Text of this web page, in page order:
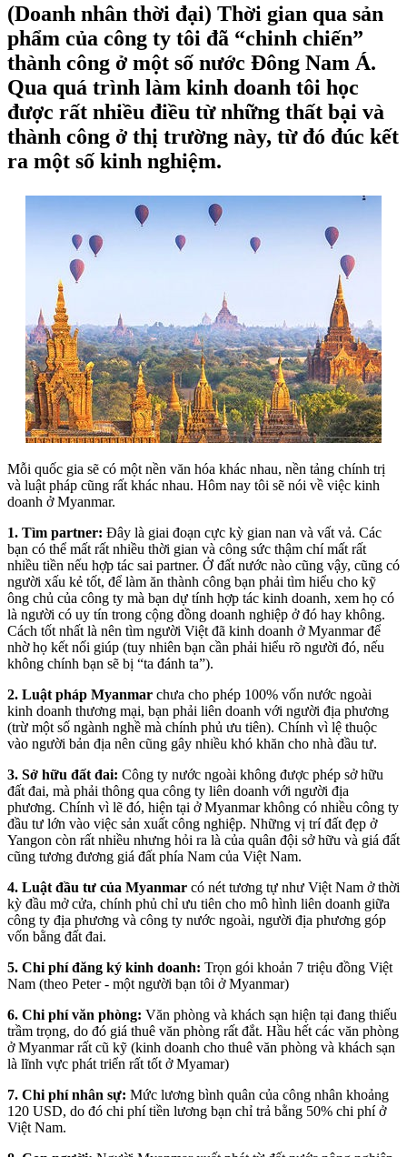
(Doanh nhân thời đại) Thời gian qua sản
phẩm của công ty tôi đã “chinh chiến”
thành công ở một số nước Đông Nam Á.
Qua quá trình làm kinh doanh tôi học
được rất nhiều điều từ những thất bại và
thành công ở thị trường này, từ đó đúc kết
ra một số kinh nghiệm.
Mỗi quốc gia sẽ có một nền văn hóa khác nhau, nền tảng chính trị
và luật pháp cũng rất khác nhau. Hôm nay tôi sẽ nói về việc kinh
doanh ở Myanmar.
1. Tìm partner: Đây là giai đoạn cực kỳ gian nan và vất vả. Các
bạn có thể mất rất nhiều thời gian và công sức thậm chí mất rất
nhiều tiền nếu hợp tác sai partner. Ở đất nước nào cũng vậy, cũng có
người xấu kẻ tốt, để làm ăn thành công bạn phải tìm hiểu cho kỹ
ông chủ của công ty mà bạn dự tính hợp tác kinh doanh, xem họ có
là người có uy tín trong cộng đồng doanh nghiệp ở đó hay không.
Cách tốt nhất là nên tìm người Việt đã kinh doanh ở Myanmar để
nhờ họ kết nối giúp (tuy nhiên bạn cần phải hiểu rõ người đó, nếu
không chính bạn sẽ bị “ta đánh ta”).
2. Luật pháp Myanmar chưa cho phép 100% vốn nước ngoài
kinh doanh thương mại, bạn phải liên doanh với người địa phương
(trừ một số ngành nghề mà chính phủ ưu tiên). Chính vì lệ thuộc
vào người bản địa nên cũng gây nhiều khó khăn cho nhà đầu tư.
3. Sở hữu đất đai: Công ty nước ngoài không được phép sở hữu
đất đai, mà phải thông qua công ty liên doanh với người địa
phương. Chính vì lẽ đó, hiện tại ở Myanmar không có nhiều công ty
đầu tư lớn vào việc sản xuất công nghiệp. Những vị trí đất đẹp ở
Yangon còn rất nhiều nhưng hỏi ra là của quân đội sở hữu và giá đất
cũng tương đương giá đất phía Nam của Việt Nam.
4. Luật đầu tư của Myanmar có nét tương tự như Việt Nam ở thời
kỳ đầu mở cửa, chính phủ chỉ ưu tiên cho mô hình liên doanh giữa
công ty địa phương và công ty nước ngoài, người địa phương góp
vốn bằng đất đai.
5. Chi phí đăng ký kinh doanh: Trọn gói khoản 7 triệu đồng Việt
Nam (theo Peter - một người bạn tôi ở Myanmar)
6. Chi phí văn phòng: Văn phòng và khách sạn hiện tại đang thiếu
trầm trọng, do đó giá thuê văn phòng rất đắt. Hầu hết các văn phòng
ở Myanmar rất cũ kỹ (kinh doanh cho thuê văn phòng và khách sạn
là lĩnh vực phát triển rất tốt ở Myamar)
7. Chi phí nhân sự: Mức lương bình quân của công nhân khoảng
120 USD, do đó chi phí tiền lương bạn chỉ trả bằng 50% chi phí ở
Việt Nam.